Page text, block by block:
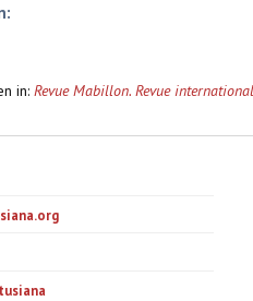
in: Revue Mabillon. Revue